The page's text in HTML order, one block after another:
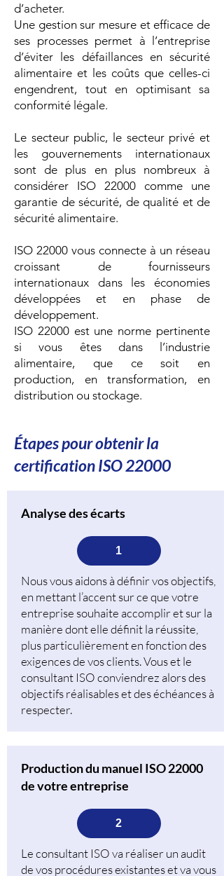
d’acheter.
Une gestion sur mesure et efficace de
ses processes permet à l’entreprise
d’éviter les défaillances en sécurité
alimentaire et les coûts que celles-ci
engendrent, tout en optimisant sa
conformité légale.
Le secteur public, le secteur privé et
les gouvernements internationaux
sont de plus en plus nombreux à
considérer ISO 22000 comme une
garantie de sécurité, de qualité et de
sécurité alimentaire.
ISO 22000 vous connecte à un réseau
croissant de fournisseurs
internationaux dans les économies
développées et en phase de
développement.
ISO 22000 est une norme pertinente
si vous êtes dans l’industrie
alimentaire, que ce soit en
production, en transformation, en
distribution ou stockage.
Étapes pour obtenir la
certification ISO 22000
Analyse des écarts
1
Nous vous aidons à définir vos objectifs,
en mettant l’accent sur ce que votre
entreprise souhaite accomplir et sur la
manière dont elle définit la réussite,
plus particulièrement en fonction des
exigences de vos clients. Vous et le
consultant ISO conviendrez alors des
objectifs réalisables et des échéances à
respecter.
Production du manuel ISO 22000
de votre entreprise
2
Le consultant ISO va réaliser un audit
de vos procédures existantes et va vous